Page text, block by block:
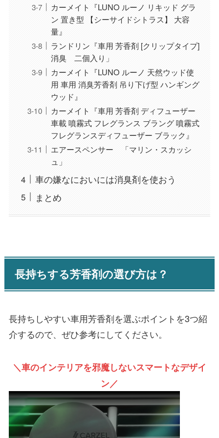
カーメイト『LUNO ルーノ リキッド グラ
ン 置き型 【シーサイドシトラス】 大容
量』
ランドリン『車用 芳香剤 [クリップタイプ]
消臭 二個入り」
カーメイト『LUNO ルーノ 天然ウッド使
用 車用 消臭芳香剤 吊り下げ型 ハンギング
ウッド』
カーメイト『車用 芳香剤 ディフューザー
車載 噴霧式 フレグランス ブラング 噴霧式
フレグランスディフューザー ブラック』
エアースペンサー 「マリン・スカッシ
ュ」
車の嫌なにおいには消臭剤を使おう
まとめ
長持ちする芳香剤の選び方は？
長持ちしやすい車用芳香剤を選ぶポイントを3つ紹
介するので、ぜひ参考にしてください。
＼車のインテリアを邪魔しないスマートなデザイ
ン／